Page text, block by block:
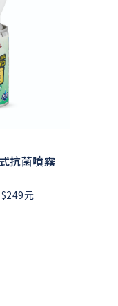
抗菌噴霧
元